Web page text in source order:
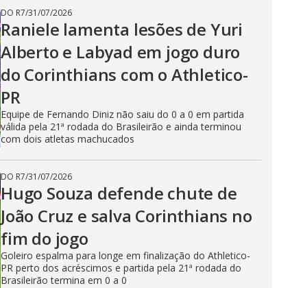
DO R7/31/07/2026
Raniele lamenta lesões de Yuri
Alberto e Labyad em jogo duro
do Corinthians com o Athletico-
PR
Equipe de Fernando Diniz não saiu do 0 a 0 em partida
válida pela 21ª rodada do Brasileirão e ainda terminou
com dois atletas machucados
DO R7/31/07/2026
Hugo Souza defende chute de
João Cruz e salva Corinthians no
fim do jogo
Goleiro espalma para longe em finalização do Athletico-
PR perto dos acréscimos e partida pela 21ª rodada do
Brasileirão termina em 0 a 0